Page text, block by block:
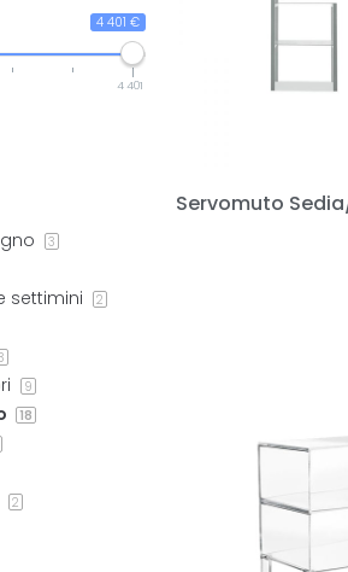
4 401 €
4 401
3
settimini 2
9
18
2
Servomuto